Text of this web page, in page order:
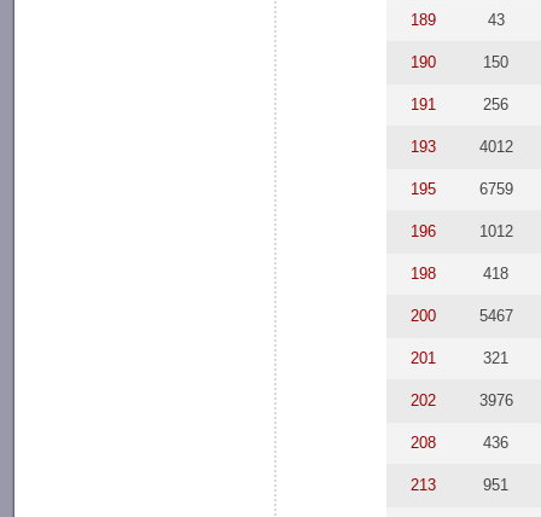
189 43
190 150
191 256
193 4012
195 6759
196 1012
198 418
200 5467
201 321
202 3976
208 436
213 951